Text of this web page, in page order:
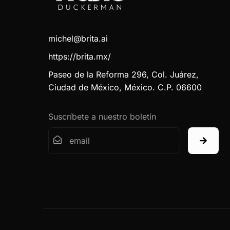
michel@brita.ai
https://brita.mx/
Paseo de la Reforma 296, Col. Juárez,
Ciudad de México, México. C.P. 06600
Suscríbete a nuestro boletín